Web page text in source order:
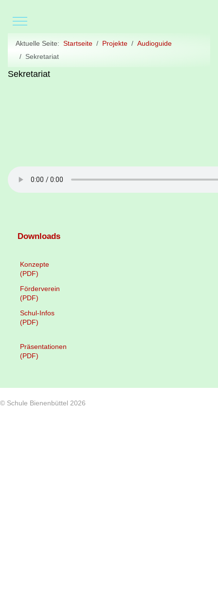
Mobile Menu Toggle
Aktuelle Seite:Startseite Projekte
Audioguide
Sekretariat
Sekretariat
Downloads
Konzepte
(PDF)
Förderverein
(PDF)
Schul-Infos
(PDF)
Präsentationen
(PDF)
© Schule Bienenbüttel 2026